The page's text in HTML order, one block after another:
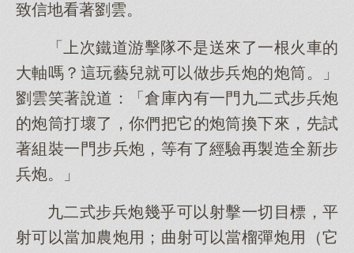
致信地看著劉雲。
「上次鐵道游擊隊不是送來了一根火車的
大軸嗎？這玩藝兒就可以做步兵炮的炮筒。」
劉雲笑著說道：「倉庫內有一門九二式步兵炮
的炮筒打壞了，你們把它的炮筒換下來，先試
著組裝一門步兵炮，等有了經驗再製造全新步
兵炮。」
九二式步兵炮幾乎可以射擊一切目標，平
射可以當加農炮用；曲射可以當榴彈炮用（它